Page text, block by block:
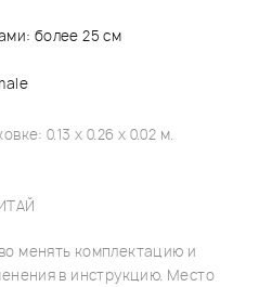
более 25 см
0.13 x 0.26 x 0.02 м.
менять комплектацию и
в инструкцию. Место